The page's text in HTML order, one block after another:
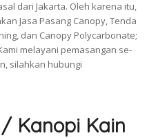
dari Jakarta. Oleh karena itu,
Jasa Pasang Canopy, Tenda
dan Canopy Polycarbonate;
melayani pemasangan se-
silahkan hubungi
Kanopi Kain